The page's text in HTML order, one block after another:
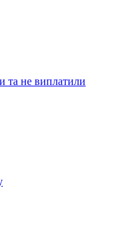
та не виплатили